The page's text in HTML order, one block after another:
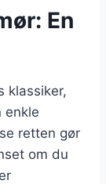
En
klassiker,
enkle
retten gør
om du